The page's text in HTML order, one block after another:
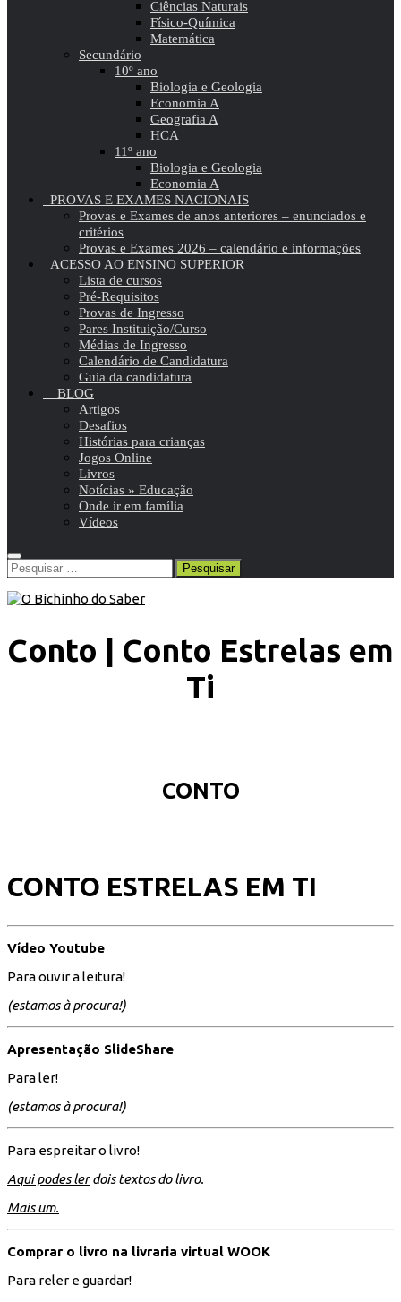
Ciências Naturais
Físico-Química
Matemática
Secundário
10º ano
Biologia e Geologia
Economia A
Geografia A
HCA
11º ano
Biologia e Geologia
Economia A
PROVAS E EXAMES NACIONAIS
Provas e Exames de anos anteriores – enunciados e
critérios
Provas e Exames 2026 – calendário e informações
ACESSO AO ENSINO SUPERIOR
Lista de cursos
Pré-Requisitos
Provas de Ingresso
Pares Instituição/Curso
Médias de Ingresso
Calendário de Candidatura
Guia da candidatura
BLOG
Artigos
Desafios
Histórias para crianças
Jogos Online
Livros
Notícias » Educação
Onde ir em família
Vídeos
Pesquisar
por:
Conto | Conto Estrelas em
Ti
CONTO
CONTO ESTRELAS EM TI
Vídeo Youtube
Para ouvir a leitura!
(estamos à procura!)
Apresentação SlideShare
Para ler!
(estamos à procura!)
Para espreitar o livro!
Aqui podes lerdois textos do livro.
Mais um.
Comprar o livro na livraria virtual WOOK
Para reler e guardar!